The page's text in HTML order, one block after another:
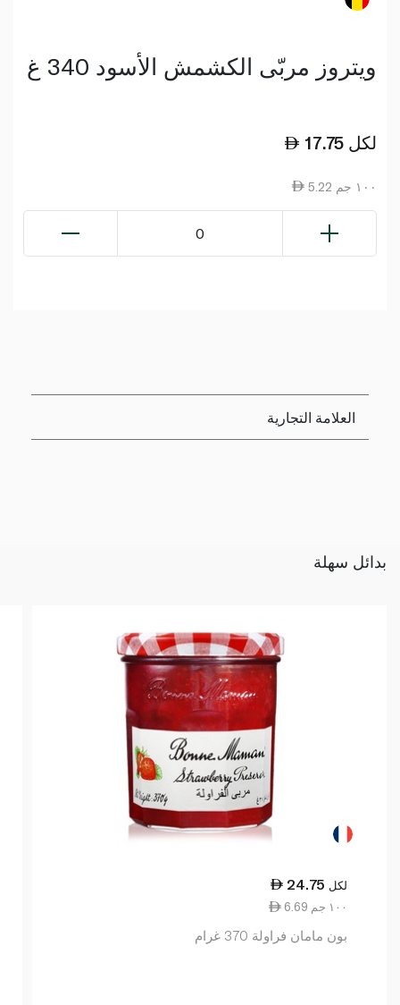
ويتروز مربّى الكشمش الأسود 340 غ
17.75 لكل
5.22 ١٠٠ جم
0
العلامة التجارية
بدائل سهلة
24.75 لكل
6.69 ١٠٠ جم
بون مامان فراولة 370 غرام